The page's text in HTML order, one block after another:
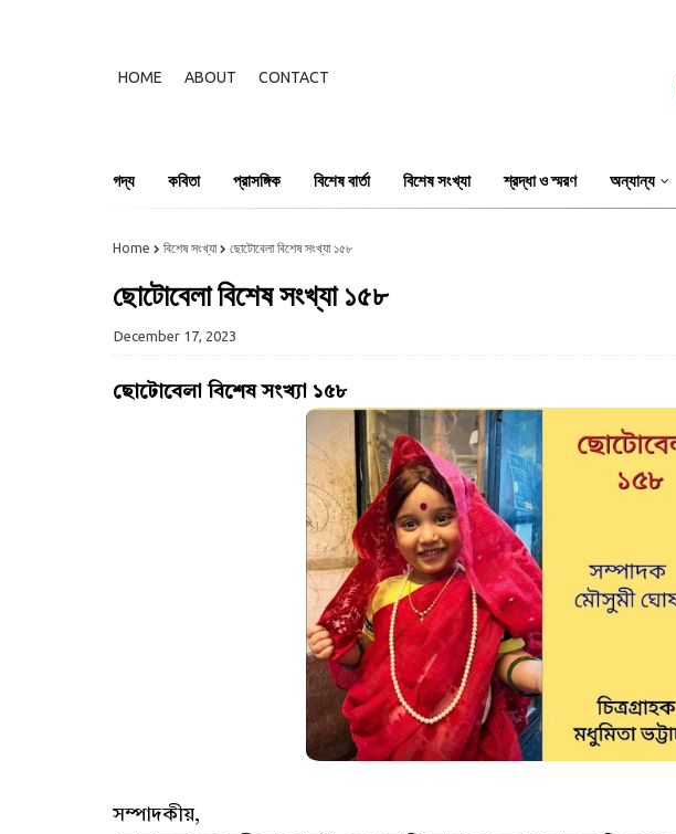
HOME ABOUT CONTACT
গদ্য কবিতা প্রাসঙ্গিক বিশেষ বার্তা বিশেষ সংখ্যা শ্রদ্ধা ও স্মরণ অন্যান্য
Home বিশেষ সংখ্যা ছোটোবেলা বিশেষ সংখ্যা ১৫৮
ছোটোবেলা বিশেষ সংখ্যা ১৫৮
December 17, 2023
ছোটোবেলা বিশেষ সংখ্যা ১৫৮
সম্পাদকীয়,